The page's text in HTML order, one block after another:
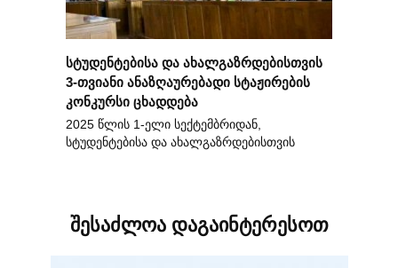
სტუდენტებისა და ახალგაზრდებისთვის
3-თვიანი ანაზღაურებადი სტაჟირების
კონკურსი ცხადდება
2025 წლის 1-ელი სექტემბრიდან,
სტუდენტებისა და ახალგაზრდებისთვის
შესაძლოა დაგაინტერესოთ